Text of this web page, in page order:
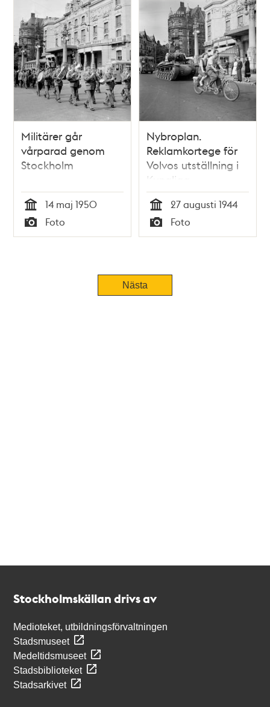
Militärer går
vårparad genom
Stockholm
Tid
14 maj 1950
Typ
Foto
Nybroplan.
Reklamkortege för
Volvos utställning i
Kungliga
Tennishallen. I
kortegen ingår bl. a.
en tandemcykel och
en pansarvagn
Tid
27 augusti 1944
Typ
Foto
Nästa
Stockholmskällan drivs av
Medioteket, utbildningsförvaltningen
Stadsmuseet
Medeltidsmuseet
Stadsbiblioteket
Stadsarkivet